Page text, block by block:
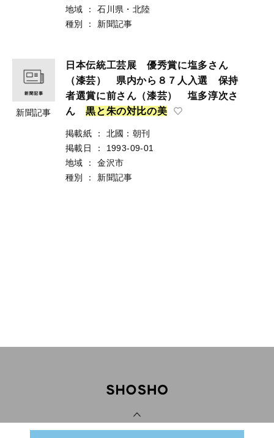
地域
：
石川県・北陸
種別
： 新聞記事
新聞記事
日本伝統工芸展 優秀賞に塩多さん
（漆芸） 県内から８７人入選 保持
者選賞に前さん（漆芸） 塩多淳次さ
ん黒と朱の対比の美
掲載紙 ：
北國：朝刊
掲載日
：
1993-09-01
地域
：
金沢市
種別
： 新聞記事